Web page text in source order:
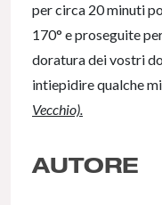
per circa 20 minuti
170° e proseguite
doratura dei vostri
intiepidire qualche
Vecchio).
AUTORE